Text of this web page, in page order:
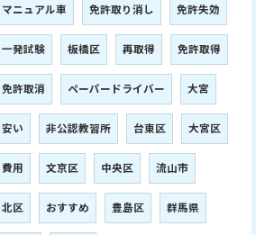
マニュアル車 免許取り消し 免許失効
一発試験 板橋区 再取得 免許取得
免許取消 ペーパードライバー 大宮
安い 非公認教習所 台東区 大宮区
費用 文京区 中央区 流山市
北区 おすすめ 豊島区 群馬県